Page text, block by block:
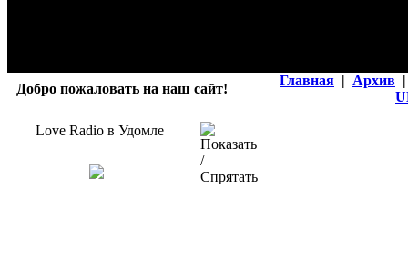
Добро пожаловать на наш сайт!
Главная | Архив |
Love Radio в Удомле